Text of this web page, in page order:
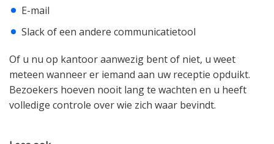
E-mail
Slack of een andere communicatietool
Of u nu op kantoor aanwezig bent of niet, u weet
meteen wanneer er iemand aan uw receptie opduikt.
Bezoekers hoeven nooit lang te wachten en u heeft
volledige controle over wie zich waar bevindt.